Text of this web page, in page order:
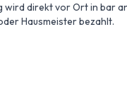
wird direkt vor Ort in bar
Hausmeister bezahlt.